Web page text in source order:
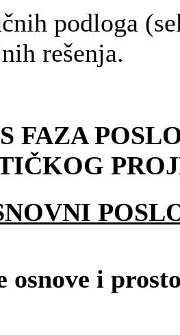
podloga
rešenja.
FAZA
osnove i